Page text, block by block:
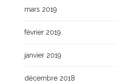
mars 2019
février 2019
janvier 2019
décembre 2018